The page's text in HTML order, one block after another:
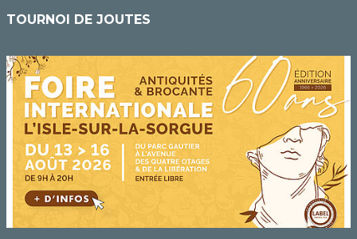
TOURNOI DE JOUTES